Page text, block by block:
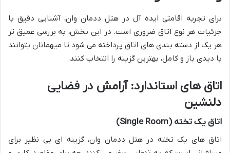
برای تجربه اقامتی ایده آل در هتل ددمان وان، آشنایی دقیق با
جزئیات هر نوع اتاق ضروری است. در این بخش، به بررسی عمیق تر
هر یک از دسته بندی های اتاق پرداخته می شود تا میهمانان بتوانند
با دیدی باز و کامل، بهترین گزینه را انتخاب کنند.
اتاق های استاندارد: آرامش در فضایی
دلنشین
اتاق یک تخته (Single Room)
اتاق های یک تخته در هتل ددمان وان، گزینه ای بی نظیر برای